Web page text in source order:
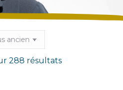
288 résultatsTrié